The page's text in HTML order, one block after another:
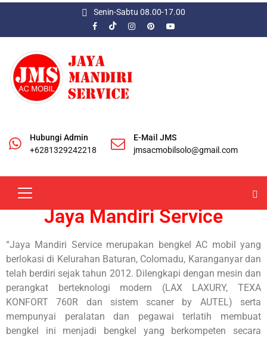
Senin-Sabtu 08.00-17.00
Hubungi Admin
+6281329242218
E-Mail JMS
jmsacmobilsolo@gmail.com
Jaya Mandiri Service
“Jaya Mandiri Service merupakan bengkel AC mobil yang
berlokasi di Kelurahan Baturan, Colomadu, Karanganyar dan
telah berdiri sejak tahun 2012. Dilengkapi dengan mesin dan
perangkat berteknologi modern (LAX LAXURY, TEXA
KONFORT 760R dan sistem scaner by AUTEL) serta
mempunyai peralatan dan pegawai terlatih membuat
bengkel ini menjadi bengkel yang berkompeten secara